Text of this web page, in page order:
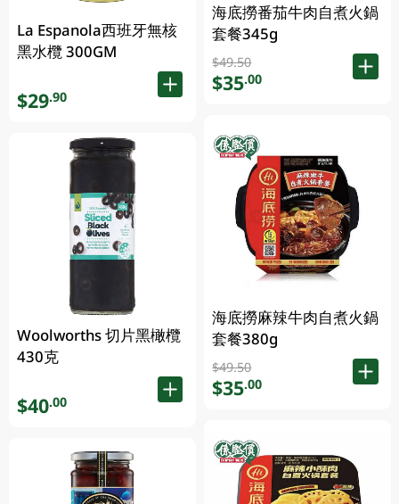
La Espanola西班牙無核
黑水欖 300GM
$29.90
Woolworths 切片黑橄欖
430克
$40.00
海底撈番茄牛肉自煮火鍋
套餐345g
$49.50
$35.00
海底撈麻辣牛肉自煮火鍋
套餐380g
$49.50
$35.00